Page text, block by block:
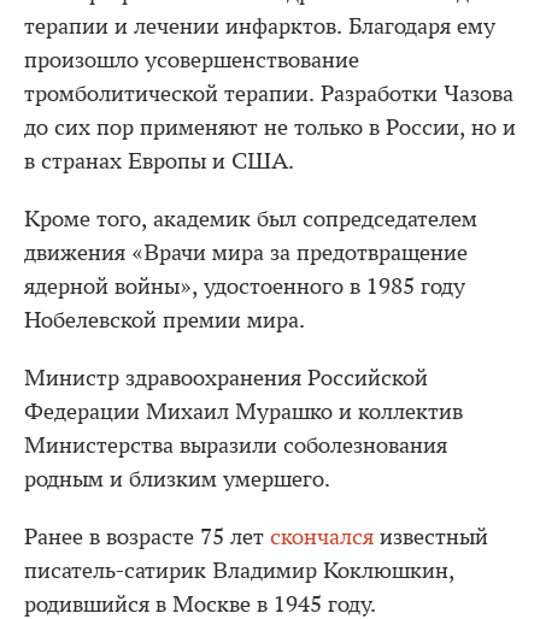
терапии и лечении инфарктов. Благодаря ему
произошло усовершенствование
тромболитической терапии. Разработки Чазова
до сих пор применяют не только в России, но и
в странах Европы и США.
Кроме того, академик был сопредседателем
движения «Врачи мира за предотвращение
ядерной войны», удостоенного в 1985 году
Нобелевской премии мира.
Министр здравоохранения Российской
Федерации Михаил Мурашко и коллектив
Министерства выразили соболезнования
родным и близким умершего.
Ранее в возрасте 75 лет скончался известный
писатель-сатирик Владимир Коклюшкин,
родившийся в Москве в 1945 году.